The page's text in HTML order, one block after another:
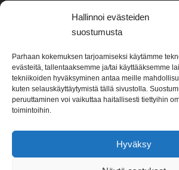
Hallinnoi evästeiden
suostumusta
Parhaan kokemuksen tarjoamiseksi käytämme
evästeitä, tallentaaksemme ja/tai käyttääksemme
tekniikoiden hyväksyminen antaa meille
kuten selauskäyttäytymistä tällä sivustolla.
peruuttaminen voi vaikuttaa haitallisesti tiettyihin
toimintoihin.
Hyväksy
info@poracolors.fi
Copyright 2022 PoraColors,